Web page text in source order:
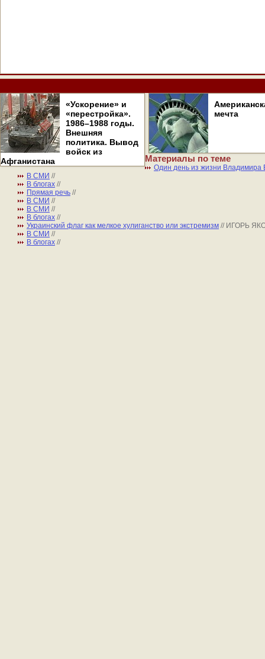
«Ускорение» и
«перестройка».
1986–1988 годы.
Внешняя
политика. Вывод
войск из
Афганистана
мечта
Материалы по теме
Один день из жизни Владимира
В СМИ //
В блогах //
Прямая речь //
В СМИ //
В СМИ //
В блогах //
Украинский флаг как мелкое хулиганство или экстремизм // ИГОРЬ
В СМИ //
В блогах //